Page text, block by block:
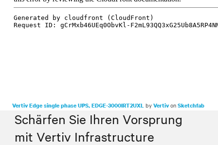
Vertiv Edge single phase UPS, EDGE-3000IRT2UXLbyVertivonSketchfab
Schärfen Sie Ihren Vorsprung
mit Vertiv Infrastructure